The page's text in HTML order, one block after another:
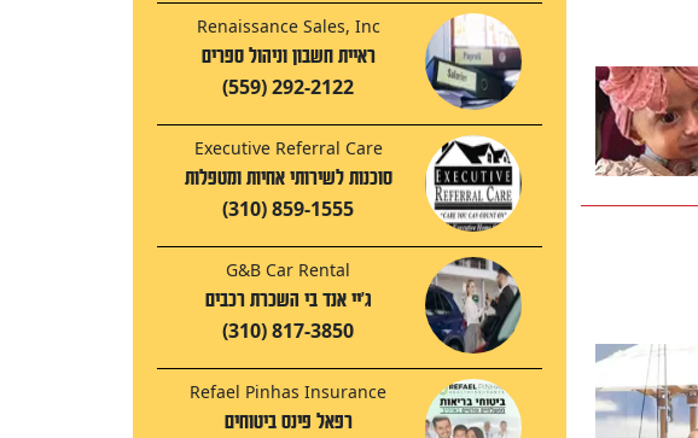
Renaissance Sales, Inc
ראיית חשבון וניהול ספרים
(559) 292-2122
Executive Referral Care
סוכנות לשירותי אחיות ומטפלות
(310) 859-1555
G&B Car Rental
ג'יי אנד בי השכרת רכבים
(310) 817-3850
Refael Pinhas Insurance
רפאל פינס ביטוחים